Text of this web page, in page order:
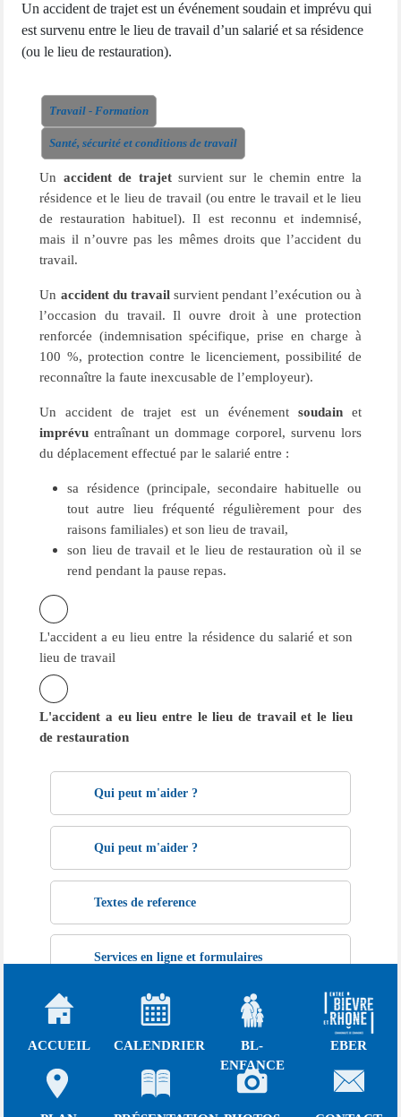
Un accident de trajet est un événement soudain et imprévu qui
est survenu entre le lieu de travail d’un salarié et sa résidence
(ou le lieu de restauration).
Travail - Formation
Santé, sécurité et conditions de travail
Un accident de trajetsurvient sur le chemin entre la
résidence et le lieu de travail (ou entre le travail et le lieu
de restauration habituel). Il est reconnu et indemnisé,
mais il n’ouvre pas les mêmes droits que l’accident du
travail.
Un accident du travailsurvient pendant l’exécution ou à
l’occasion du travail. Il ouvre droit à une protection
renforcée (indemnisation spécifique, prise en charge à
100 %, protection contre le licenciement, possibilité de
reconnaître la faute inexcusable de l’employeur).
Un accident de trajet est un événement soudainet
imprévu entraînant un dommage corporel, survenu lors
du déplacement effectué par le salarié entre :
sa résidence (principale, secondaire habituelle ou
tout autre lieu fréquenté régulièrement pour des
raisons familiales) et son lieu de travail,
son lieu de travail et le lieu de restauration où il se
rend pendant la pause repas.
L'accident a eu lieu entre la résidence du salarié et son
lieu de travail
L'accident a eu lieu entre le lieu de travail et le lieu
de restauration
Qui peut m'aider ?
Qui peut m'aider ?
Textes de reference
Services en ligne et formulaires
Question ? Réponse !
Qu'est-ce qu'un accident du travail ?
Qu'est-ce qu'une maladie professionnelle ?
ACCUEIL CALENDRIER
BL-
ENFANCE
EBER